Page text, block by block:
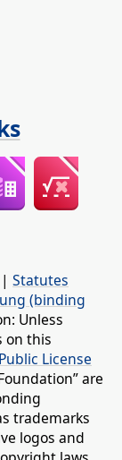
| Statutes
(binding
Unless
on this
License
are
trademarks
logos and